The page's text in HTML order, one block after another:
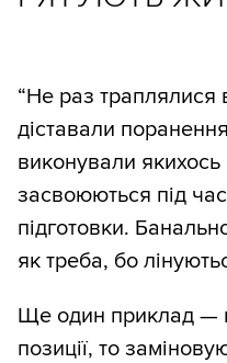
“Не раз
діставали
виконували якихось
засвоюються під
підготовки.
як треба, бо
Ще один приклад —
позиції, то